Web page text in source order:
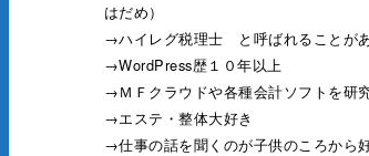
はだめ）
→ハイレグ税理士 と呼ばれることが
→WordPress歴１０年以上
→ＭＦクラウドや各種会計ソフトを研
→エステ・整体大好き
→仕事の話を聞くのが子供のころから